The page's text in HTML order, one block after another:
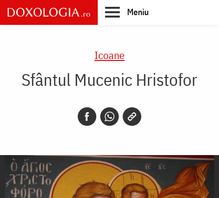
Skip
to
main
Meniu
Icoane
Sfântul Mucenic Hristofor